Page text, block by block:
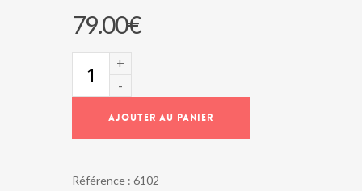
79.00€
AJOUTER AU PANIER
Référence : 6102